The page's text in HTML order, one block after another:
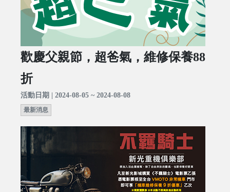
歡慶父親節，超爸氣，維修保養88
折
活動日期 | 2024-08-05 ~ 2024-08-08
最新消息